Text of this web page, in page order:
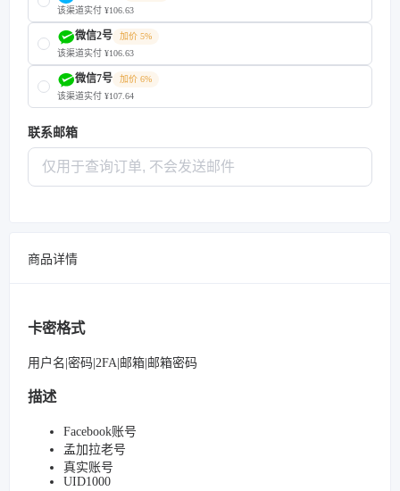
该渠道实付 ¥106.63
微信2号
加价 5%
该渠道实付 ¥106.63
微信7号
加价 6%
该渠道实付 ¥107.64
联系邮箱
商品详情
卡密格式
用户名|密码|2FA|邮箱|邮箱密码
描述
Facebook账号
孟加拉老号
真实账号
UID1000